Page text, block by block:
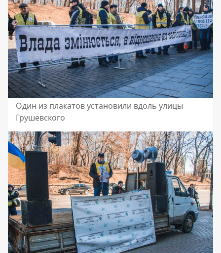
Один из плакатов установили вдоль улицы
Грушевского